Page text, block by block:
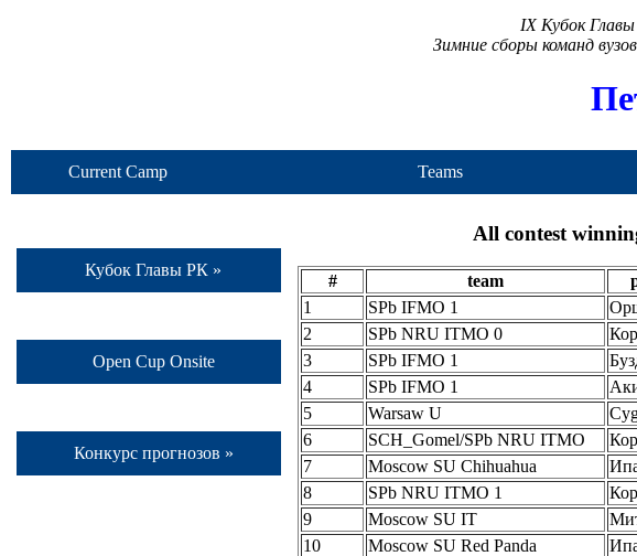
IX Кубок
Зимние сборы команд
Current Camp Teams
Кубок Главы РК »
Open Cup Onsite
Конкурс прогнозов »
All contest
# team
1
SPb IFMO 1
2
SPb NRU ITMO 0
3
SPb IFMO 1
4
SPb IFMO 1
5
Warsaw U
6
SCH_Gomel/SPb NRU ITMO
7
Moscow SU Chihuahua
8
SPb NRU ITMO 1
9
Moscow SU IT
10
Moscow SU Red Panda